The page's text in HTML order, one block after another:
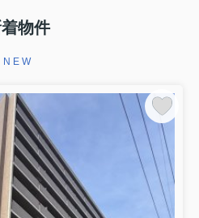
民館近く）の土地が成約と
任せください。
・購入相談は弊社にご相談く
問合せください。
物件
NEW